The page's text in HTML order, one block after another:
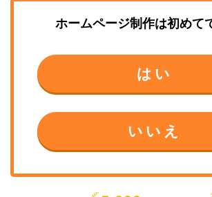
ホームページ制作は初めて
はい
いいえ